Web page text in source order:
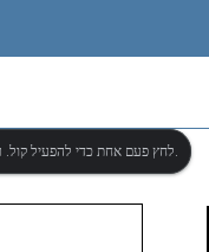
לחץ פעם אחת כדי להפעיל קול. רחף מעל מילים וביטויים כדי לשמוע כיצד הם מבוטאים.